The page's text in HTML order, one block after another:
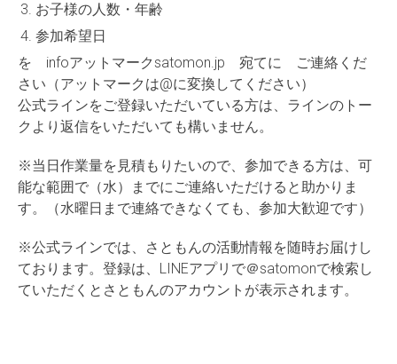
お子様の人数・年齢
参加希望日
を infoアットマークsatomon.jp 宛てに ご連絡くだ
さい（アットマークは@に変換してください）
公式ラインをご登録いただいている方は、ラインのトー
クより返信をいただいても構いません。
※当日作業量を見積もりたいので、参加できる方は、可
能な範囲で（水）までにご連絡いただけると助かりま
す。（水曜日まで連絡できなくても、参加大歓迎です）
※公式ラインでは、さともんの活動情報を随時お届けし
ております。登録は、LINEアプリで＠satomonで検索し
ていただくとさともんのアカウントが表示されます。